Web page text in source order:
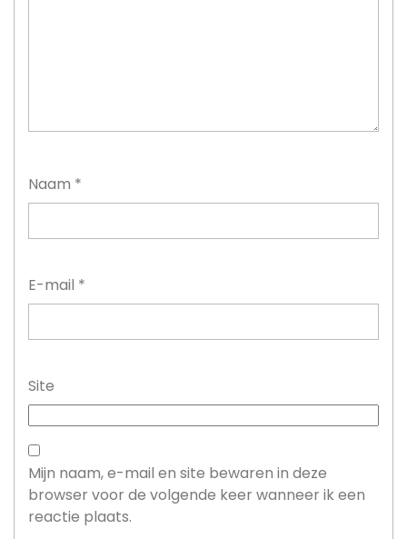
Naam *
E-mail *
Site
Mijn naam, e-mail en site bewaren in deze
browser voor de volgende keer wanneer ik een
reactie plaats.